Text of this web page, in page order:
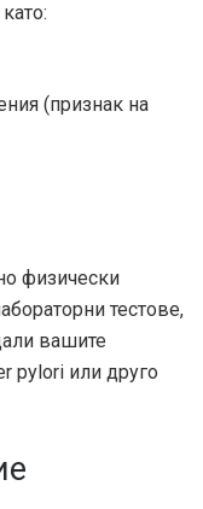
(признак на
физически
тестове,
вашите
pylori или друго